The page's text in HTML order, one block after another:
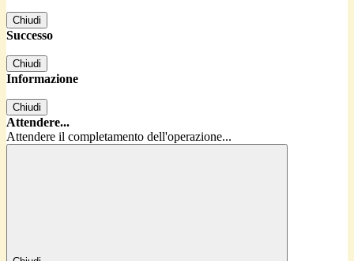
Chiudi
Successo
Chiudi
Informazione
Chiudi
Attendere...
Attendere il completamento dell'operazione...